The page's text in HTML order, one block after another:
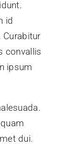
id
convallis
ipsum
dui.